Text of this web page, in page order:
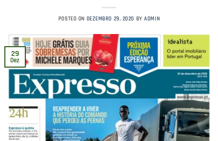
POSTED ON DEZEMBRO 29, 2020 BYADMIN
29
Dez